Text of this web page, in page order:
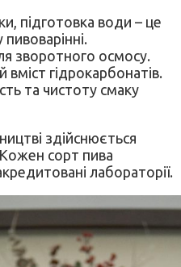
підготовка води – це
зворотного осмосу.
гідрокарбонатів.
та чистоту смаку
здійснюється
сорт пива
лабораторії.